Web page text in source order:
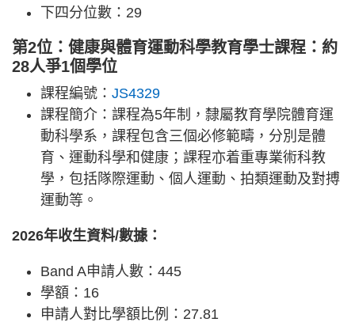
下四分位數：29
第2位：健康與體育運動科學教育學士課程：約
28人爭1個學位
課程編號： JS4329
課程簡介：課程為5年制，隸屬教育學院體育運
動科學系，課程包含三個必修範疇，分別是體
育、運動科學和健康；課程亦着重專業術科教
學，包括隊際運動、個人運動、拍類運動及對搏
運動等。
2026年收生資料/數據：
Band A申請人數：445
學額：16
申請人對比學額比例：27.81